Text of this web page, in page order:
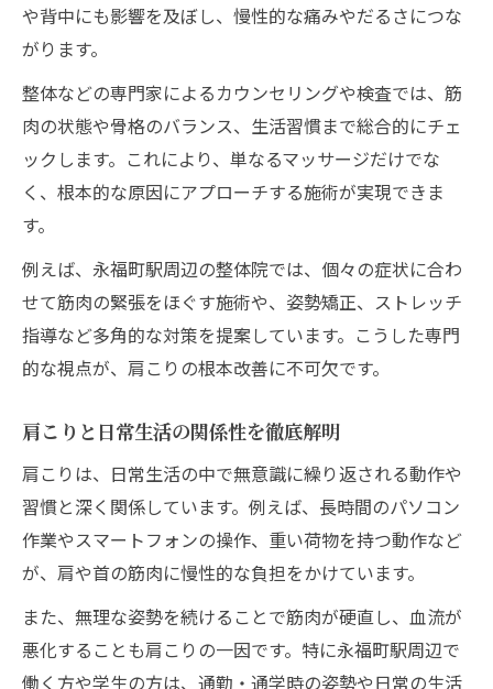
や背中にも影響を及ぼし、慢性的な痛みやだるさにつな
がります。
整体などの専門家によるカウンセリングや検査では、筋
肉の状態や骨格のバランス、生活習慣まで総合的にチェ
ックします。これにより、単なるマッサージだけでな
く、根本的な原因にアプローチする施術が実現できま
す。
例えば、永福町駅周辺の整体院では、個々の症状に合わ
せて筋肉の緊張をほぐす施術や、姿勢矯正、ストレッチ
指導など多角的な対策を提案しています。こうした専門
的な視点が、肩こりの根本改善に不可欠です。
肩こりと日常生活の関係性を徹底解明
肩こりは、日常生活の中で無意識に繰り返される動作や
習慣と深く関係しています。例えば、長時間のパソコン
作業やスマートフォンの操作、重い荷物を持つ動作など
が、肩や首の筋肉に慢性的な負担をかけています。
また、無理な姿勢を続けることで筋肉が硬直し、血流が
悪化することも肩こりの一因です。特に永福町駅周辺で
働く方や学生の方は、通勤・通学時の姿勢や日常の生活